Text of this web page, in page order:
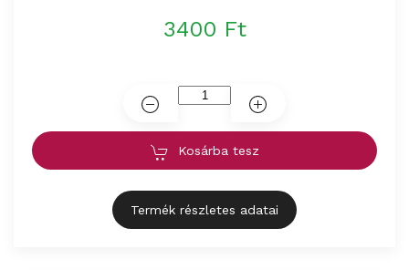
3400 Ft
Kosárba tesz
Termék részletes adatai